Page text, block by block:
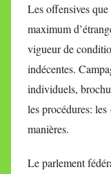
Les offensives
maximum
vigueur de
indécentes.
individuels,
les procédures:
manières.
Le parlement